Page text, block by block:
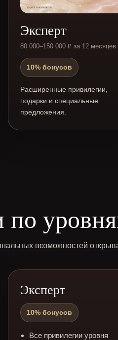
Эксперт
80 000–150 000 ₽ за 12 месяцев
10% бонусов
Расширенные привилегии,
подарки и специальные
предложения.
по
возможностей
Эксперт
10% бонусов
Все привилегии уровня